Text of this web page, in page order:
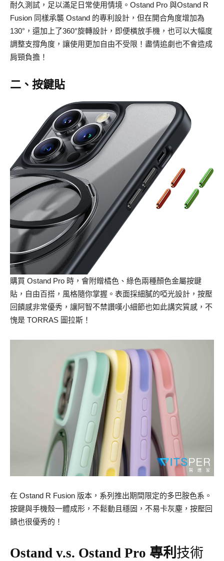
耐久測試，足以滿足日常使用情境。Ostand Pro 與Ostand R
Fusion 同樣承襲 Ostand 的專利設計，但在開合角度增加為
130°，還加上了360°旋轉設計，即便橫放手機，也可以大幅度
調整支撐角度，讓使用更加自由不受限！盡情追劇也不會造成
肩頸負擔！
二、按鍵貼
購買 Ostand Pro 時，會附贈橘色、綠色兩種顏色金屬按鍵
貼，自由百搭，風格隨你掌握。表面採細膩的啞光設計，按壓
回饋感非常優秀，讓阿智不禁讚嘆小細節也如此講究質感，不
愧是 TORRAS 圖拉斯！
在 Ostand R Fusion 版本，系列推出期間限定的多巴胺色系。
按鍵與手機殼一體成形，不鬆動且穩固，不易卡灰塵，按壓回
饋也很優秀的！
Ostand v.s. Ostand Pro 專利 技術